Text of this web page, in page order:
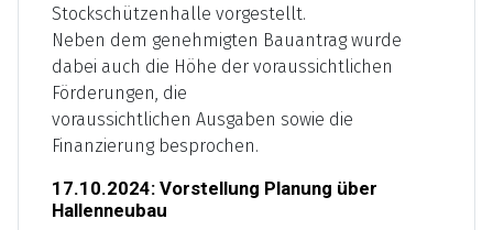
Stockschützenhalle vorgestellt.
Neben dem genehmigten Bauantrag wurde
dabei auch die Höhe der voraussichtlichen
Förderungen, die
voraussichtlichen Ausgaben sowie die
Finanzierung besprochen.
17.10.2024: Vorstellung Planung über
Hallenneubau